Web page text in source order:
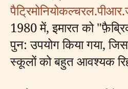
1980 में, इमारत को
पुन: उपयोग किया गया,
स्कूलों को बहुत आवश्यक